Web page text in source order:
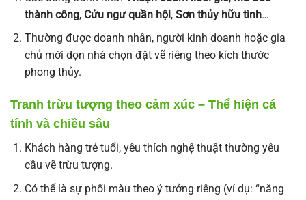
thành công, Cửu ngư quần hội, Sơn thủy hữu tình…
Thường được doanh nhân, người kinh doanh hoặc gia
chủ mới dọn nhà chọn đặt vẽ riêng theo kích thước
phong thủy.
Tranh trừu tượng theo cảm xúc – Thể hiện cá
tính và chiều sâu
Khách hàng trẻ tuổi, yêu thích nghệ thuật thường yêu
cầu vẽ trừu tượng.
Có thể là sự phối màu theo ý tưởng riêng (ví dụ: “năng